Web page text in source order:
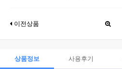
이전상품
상품정보 사용후기